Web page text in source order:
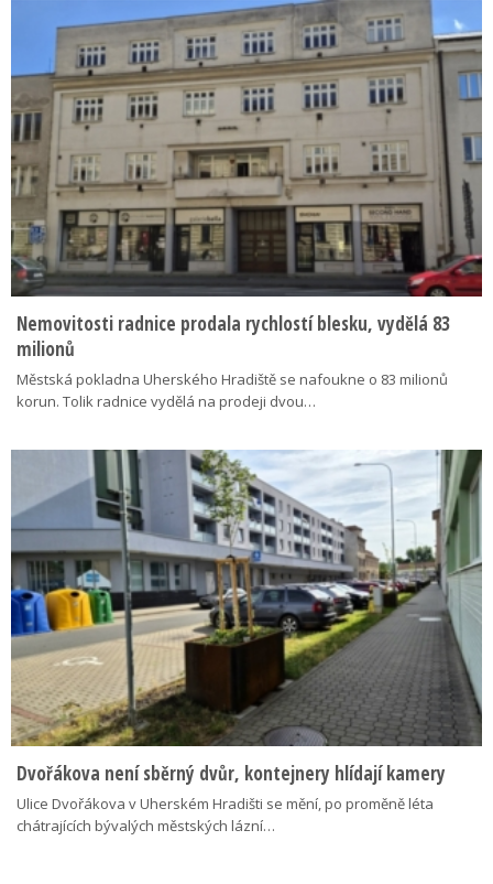
Nemovitosti radnice prodala rychlostí blesku, vydělá 83
milionů
Městská pokladna Uherského Hradiště se nafoukne o 83 milionů
korun. Tolik radnice vydělá na prodeji dvou…
Dvořákova není sběrný dvůr, kontejnery hlídají kamery
Ulice Dvořákova v Uherském Hradišti se mění, po proměně léta
chátrajících bývalých městských lázní…